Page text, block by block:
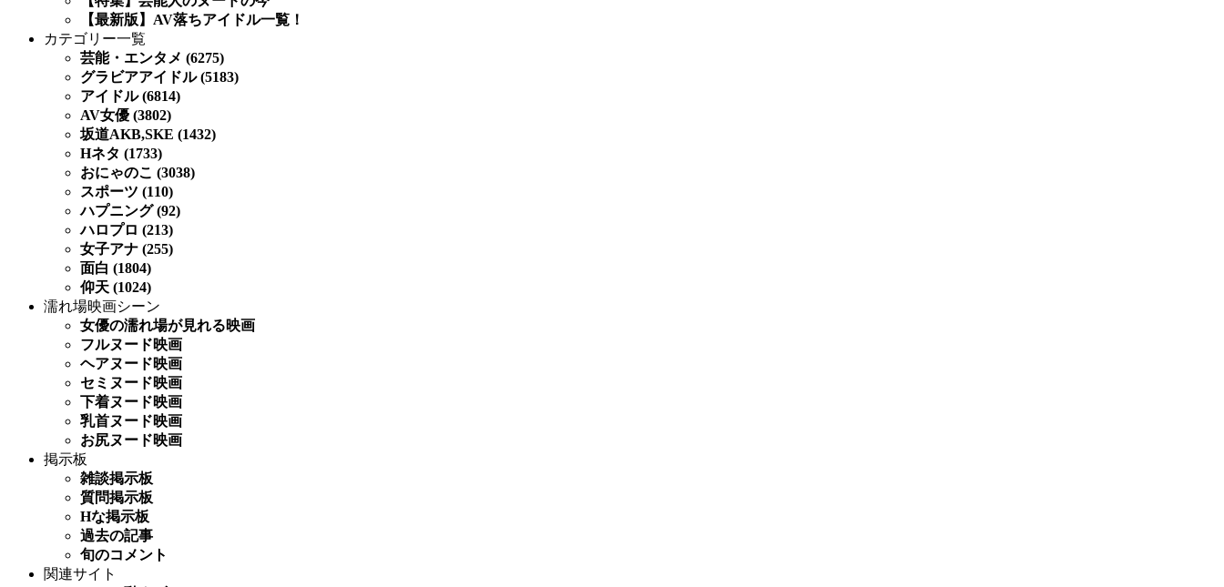
【最新版】AV落ちアイドル一覧！
カテゴリー一覧
芸能・エンタメ (6275)
グラビアアイドル (5183)
アイドル (6814)
AV女優 (3802)
坂道AKB,SKE (1432)
Hネタ (1733)
おにゃのこ (3038)
スポーツ (110)
ハプニング (92)
ハロプロ (213)
女子アナ (255)
面白 (1804)
仰天 (1024)
濡れ場映画シーン
女優の濡れ場が見れる映画
フルヌード映画
ヘアヌード映画
セミヌード映画
下着ヌード映画
乳首ヌード映画
お尻ヌード映画
掲示板
雑談掲示板
質問掲示板
Hな掲示板
過去の記事
旬のコメント
関連サイト